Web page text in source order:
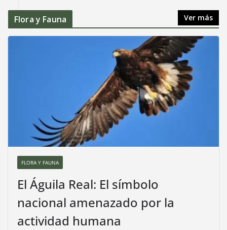
Flora y Fauna Ver más
FLORA Y FAUNA
El Águila Real: El símbolo
nacional amenazado por la
actividad humana